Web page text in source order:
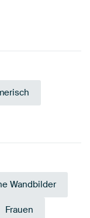
Wandbilder
Frauen